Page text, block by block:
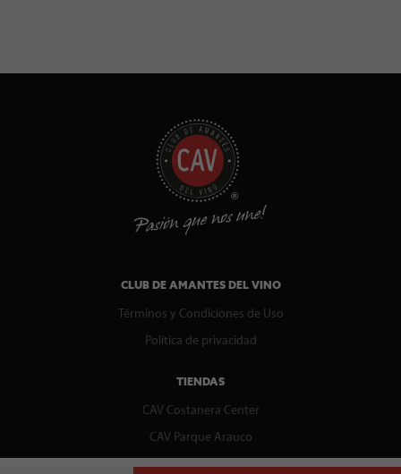
CLUB DE AMANTES DEL VINO
Términos y Condiciones de Uso
Política de privacidad
TIENDAS
CAV Costanera Center
CAV Parque Arauco